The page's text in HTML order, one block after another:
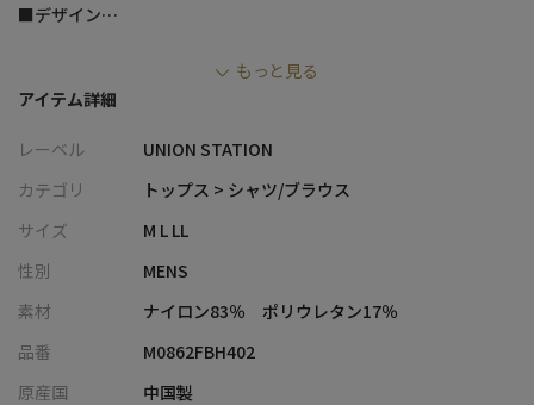
■デザイン
・凹凸感のあるジャガード組織で肌離れが良く、汗ばむ季節でも
・カットソー素材ならではの高いストレッチ性でストレスフリー
な着用感
で幅広く対応
・接触冷感機能付きで、着た瞬間からひんやりとした着心地を実
現
アアイテム
もっと見る
アイテム詳細
レーベル
UNION STATION
カテゴリ
トップス > シャツ/ブラウス
サイズ
M L LL
性別
MENS
素材
ナイロン83％ ポリウレタン17％
品番
M0862FBH402
原産国
中国製